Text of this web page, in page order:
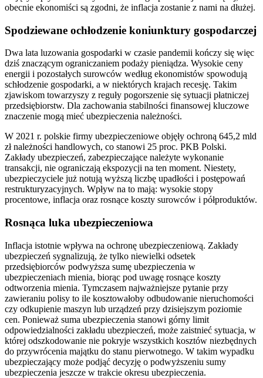
obecnie ekonomiści są zgodni, że inflacja zostanie z nami na dłużej.
Spodziewane ochłodzenie koniunktury gospodarczej
Dwa lata luzowania gospodarki w czasie pandemii kończy się więc
dziś znaczącym ograniczaniem podaży pieniądza. Wysokie ceny
energii i pozostałych surowców według ekonomistów spowodują
schłodzenie gospodarki, a w niektórych krajach recesję. Takim
zjawiskom towarzyszy z reguły pogorszenie się sytuacji płatniczej
przedsiębiorstw. Dla zachowania stabilności finansowej kluczowe
znaczenie mogą mieć ubezpieczenia należności.
W 2021 r. polskie firmy ubezpieczeniowe objęły ochroną 645,2 mld
zł należności handlowych, co stanowi 25 proc. PKB Polski.
Zakłady ubezpieczeń, zabezpieczające należyte wykonanie
transakcji, nie ograniczają ekspozycji na ten moment. Niestety,
ubezpieczyciele już notują wyższą liczbę upadłości i postępowań
restrukturyzacyjnych. Wpływ na to mają: wysokie stopy
procentowe, inflacja oraz rosnące koszty surowców i półproduktów.
Rosnąca luka ubezpieczeniowa
Inflacja istotnie wpływa na ochronę ubezpieczeniową. Zakłady
ubezpieczeń sygnalizują, że tylko niewielki odsetek
przedsiębiorców podwyższa sumę ubezpieczenia w
ubezpieczeniach mienia, biorąc pod uwagę rosnące koszty
odtworzenia mienia. Tymczasem najważniejsze pytanie przy
zawieraniu polisy to ile kosztowałoby odbudowanie nieruchomości
czy odkupienie maszyn lub urządzeń przy dzisiejszym poziomie
cen. Ponieważ suma ubezpieczenia stanowi górny limit
odpowiedzialności zakładu ubezpieczeń, może zaistnieć sytuacja, w
której odszkodowanie nie pokryje wszystkich kosztów niezbędnych
do przywrócenia majątku do stanu pierwotnego. W takim wypadku
ubezpieczający może podjąć decyzję o podwyższeniu sumy
ubezpieczenia jeszcze w trakcie okresu ubezpieczenia.